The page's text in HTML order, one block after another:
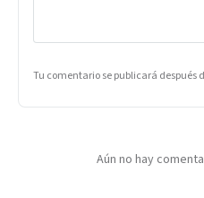
Tu comentario se publicará después
Aún no hay